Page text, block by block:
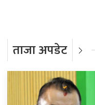
ताजा अपडेट